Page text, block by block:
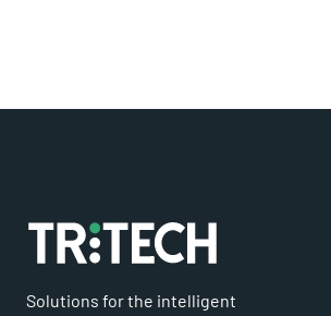
Solutions for the intelligent